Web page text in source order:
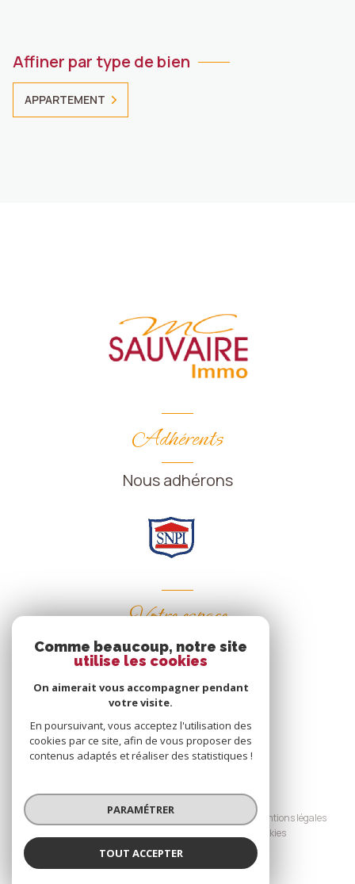
Affiner par type de bien
APPARTEMENT
Adhérents
Nous adhérons
Votre espace
Espace propriétaire
SE CONNECTER
© 2026 | Tous droits réservés
Nos honoraires
Nos partenaires
Mentions légales
Cookies
Comme beaucoup, notre site
utilise les cookies
On aimerait vous accompagner pendant
votre visite.
En poursuivant, vous acceptez l'utilisation des
cookies par ce site, afin de vous proposer des
contenus adaptés et réaliser des statistiques !
PARAMÉTRER
TOUT ACCEPTER